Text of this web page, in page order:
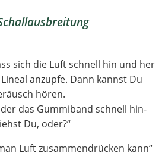
sich die Luft schnell hin und her
anzupfe. Dann kannst Du
hören.
das Gummiband schnell hin-
Du, oder?“
Luft zusammendrücken kann“